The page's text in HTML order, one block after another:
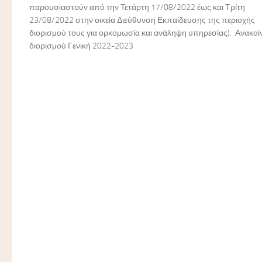
παρουσιαστούν από την Τετάρτη 17/08/2022 έως και Τρίτη
23/08/2022 στην οικεία Διεύθυνση Εκπαίδευσης της περιοχής
διορισμού τους για ορκομωσία και ανάληψη υπηρεσίας).
διορισμού Γενική 2022-2023